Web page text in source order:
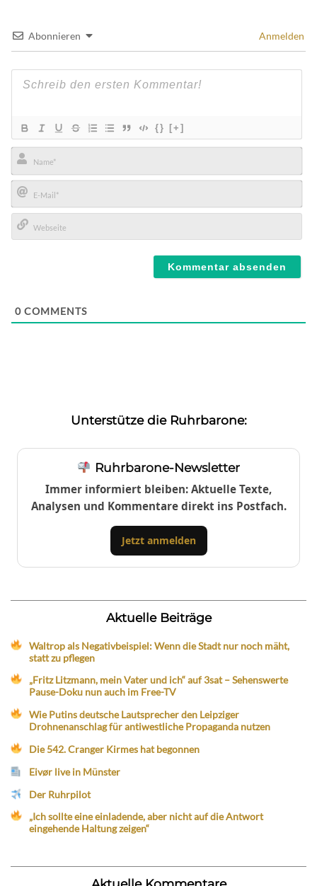
Abonnieren Anmelden
{} [+]
Name*
E-
Mail*
0 COMMENTS
Unterstütze die Ruhrbarone:
Ruhrbarone-Newsletter
Immer informiert bleiben: Aktuelle Texte,
Analysen und Kommentare direkt ins Postfach.
Jetzt anmelden
Aktuelle Beiträge
Waltrop als Negativbeispiel: Wenn die Stadt nur noch mäht,
statt zu pflegen
„Fritz Litzmann, mein Vater und ich“ auf 3sat – Sehenswerte
Pause-Doku nun auch im Free-TV
Wie Putins deutsche Lautsprecher den Leipziger
Drohnenanschlag für antiwestliche Propaganda nutzen
Die 542. Cranger Kirmes hat begonnen
Eivør live in Münster
Der Ruhrpilot
„Ich sollte eine einladende, aber nicht auf die Antwort
eingehende Haltung zeigen“